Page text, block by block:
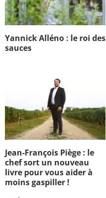
Yannick Alléno : le roi des
sauces
Jean-François Piège : le
chef sort un nouveau
livre pour vous aider à
moins gaspiller !